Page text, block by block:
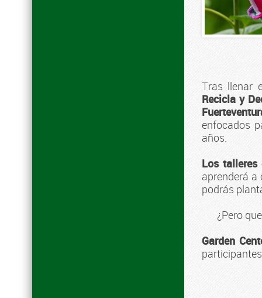
Tras llenar
Recicla y
enfocados
años.
Los
aprenderá a
podrás
¿Pero
Garden